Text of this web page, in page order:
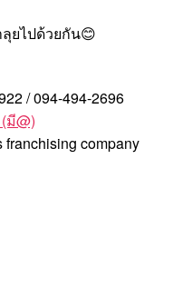
ยไปด้วยกัน
/ 094-494-2696
มี@)
company